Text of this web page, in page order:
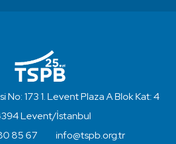
No: 173 1. Levent Plaza A Blok Kat: 4
Levent/İstanbul
85 67
info@tspb.org.tr